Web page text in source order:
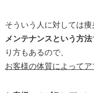
そういう人に対しては痩
メンテナンスという方法
り方もあるので、
お客様の体質によって